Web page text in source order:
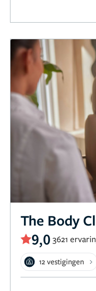
The Body
9,0 3621
12 vestigingen